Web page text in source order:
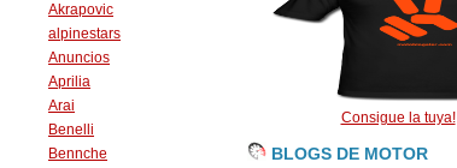
Akrapovic
alpinestars
Anuncios
Aprilia
Arai
Benelli
Bennche
Consigue la tuya!
BLOGS DE MOTOR